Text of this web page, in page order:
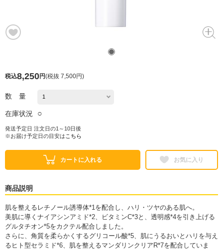
税込8,250円(税抜 7,500円)
数 量
在庫状況 ○
発送予定日 注文日の1～10日後
※お届け予定日の目安は こちら
カートに入れる お気に入り
商品説明
肌を整えるレチノール誘導体*1を配合し、ハリ・ツヤのある肌へ。
美肌に導くナイアシンアミド*2、ビタミンC*3と、透明感*4を引き上げる
グルタチオン*5をカクテル配合しました。
さらに、角質を柔らかくするグリコール酸*5、肌にうるおいとハリを与え
るヒト型セラミド*6、肌を整えるマンダリンクリアR*7を配合していま